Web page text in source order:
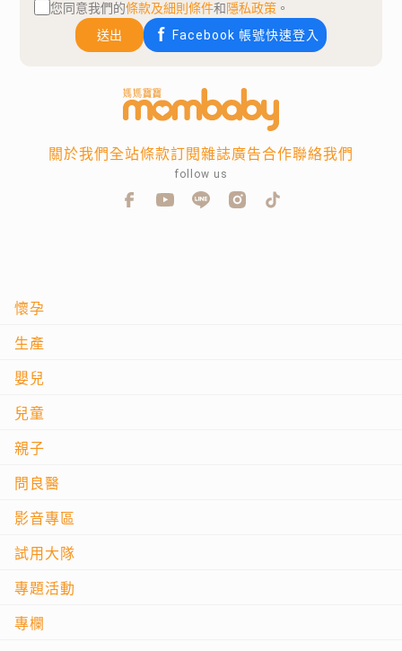
您同意我們的條款及細則條件和隱私政策 。
送出
Facebook 帳號快速登入
懷孕
生產
嬰兒
兒童
親子
問良醫
影音專區
試用大隊
專題活動
專欄
關於我們全站條款訂閱雜誌廣告合作聯絡我們
follow us